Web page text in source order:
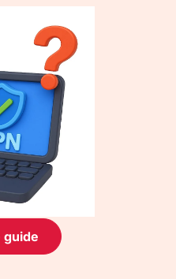
guide